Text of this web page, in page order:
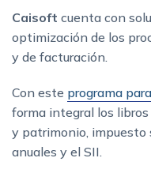
Caisoft cuenta con
optimización de los
y de facturación.
Con este programa
forma integral los
y patrimonio, impuesto
anuales y el SII.